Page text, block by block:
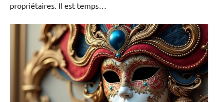
propriétaires. Il est temps…